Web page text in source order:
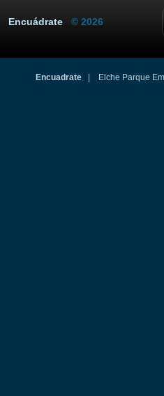
Encuádrate © 2026
Encuadrate | Elche Parque